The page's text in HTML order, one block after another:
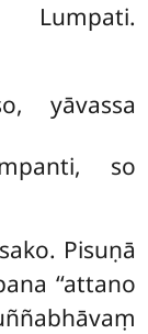
yāvassa
so
Pisuṇā
‘‘attano